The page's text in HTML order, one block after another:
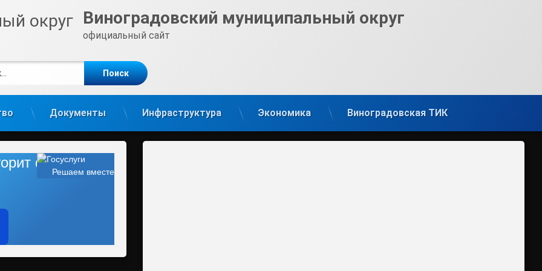
Виноградовский муниципальный округ
официальный сайт
Документы Инфраструктура Экономика Виноградовская ТИК
Решаем вместе
фонарь?